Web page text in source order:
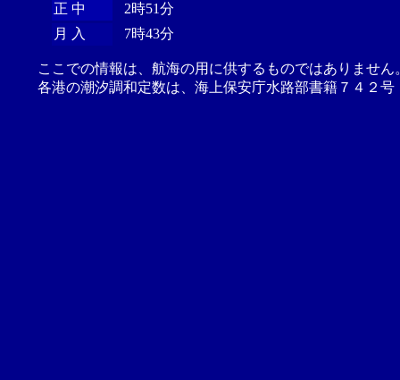
正 中
2時51分
月 入
7時43分
ここでの情報は、航海の用に供するものではありませ
各港の潮汐調和定数は、海上保安庁水路部書籍７４２